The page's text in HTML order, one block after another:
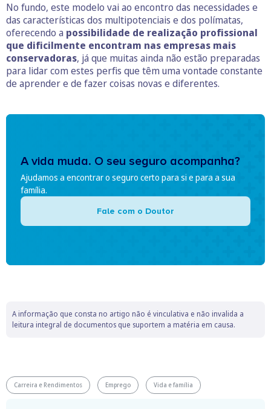
No fundo, este modelo vai ao encontro das necessidades e
das características dos multipotenciais e dos polímatas,
oferecendo a possibilidade de realização profissional
que dificilmente encontram nas empresas mais
conservadoras, já que muitas ainda não estão preparadas
para lidar com estes perfis que têm uma vontade constante
de aprender e de fazer coisas novas e diferentes.
A vida muda. O seu seguro acompanha?
Ajudamos a encontrar o seguro certo para si e para a sua
família.
Fale com o Doutor
A informação que consta no artigo não é vinculativa e não invalida a
leitura integral de documentos que suportem a matéria em causa.
Carreira e Rendimentos Emprego Vida e família